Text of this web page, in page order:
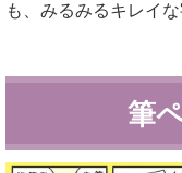
も、みるみるキレイ
筆